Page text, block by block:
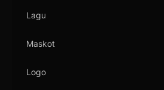
Lagu
Maskot
Logo